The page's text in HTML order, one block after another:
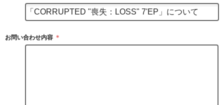
お問い合わせ内容 ＊